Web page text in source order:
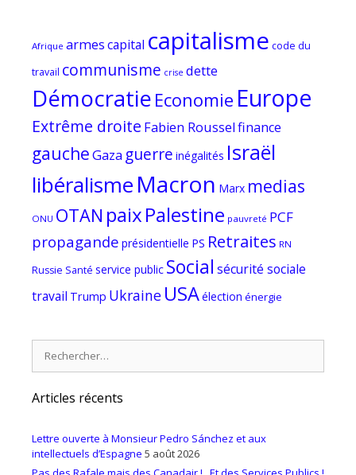
Afrique armescapital capitalisme code du
travail communisme crise dette
Démocratie Economie Europe
Extrême droite Fabien Rousselfinance
gaucheGaza guerre inégalités Israël
libéralismeMacron Marx medias
ONU OTAN paixPalestine pauvreté PCF
propagande présidentielle PS Retraites RN
Russie Santé service public Social sécurité sociale
travail Trump Ukraine USAélection énergie
Articles récents
Lettre ouverte à Monsieur Pedro Sánchez et aux
intellectuels d’Espagne 5 août 2026